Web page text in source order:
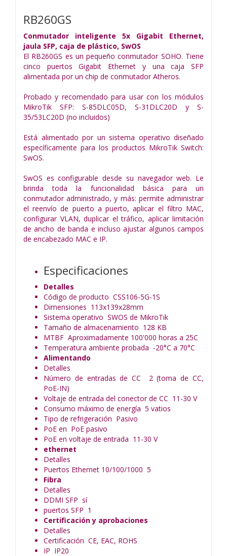
RB260GS
Conmutador inteligente 5x Gigabit Ethernet,
jaula SFP, caja de plástico, SwOS
El RB260GS es un pequeño conmutador SOHO. Tiene
cinco puertos Gigabit Ethernet y una caja SFP
alimentada por un chip de conmutador Atheros.
Probado y recomendado para usar con los módulos
MikroTik SFP: S-85DLC05D, S-31DLC20D y S-
35/53LC20D (no incluidos)
Está alimentado por un sistema operativo diseñado
específicamente para los productos MikroTik Switch:
SwOS.
SwOS es configurable desde su navegador web. Le
brinda toda la funcionalidad básica para un
conmutador administrado, y más: permite administrar
el reenvío de puerto a puerto, aplicar el filtro MAC,
configurar VLAN, duplicar el tráfico, aplicar limitación
de ancho de banda e incluso ajustar algunos campos
de encabezado MAC e IP.
Especificaciones
Detalles
Código de producto CSS106-5G-1S
Dimensiones 113x139x28mm
Sistema operativo SWOS de MikroTik
Tamaño de almacenamiento 128 KB
MTBF Aproximadamente 100'000 horas a 25C
Temperatura ambiente probada -20°C a 70°C
Alimentando
Detalles
Número de entradas de CC 2 (toma de CC,
PoE-IN)
Voltaje de entrada del conector de CC 11-30 V
Consumo máximo de energía 5 vatios
Tipo de refrigeración Pasivo
PoE en PoE pasivo
PoE en voltaje de entrada 11-30 V
ethernet
Detalles
Puertos Ethernet 10/100/1000 5
Fibra
Detalles
DDMI SFP sí
puertos SFP 1
Certificación y aprobaciones
Detalles
Certificación CE, EAC, ROHS
IP IP20